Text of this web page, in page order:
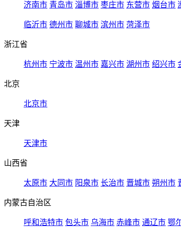
济南市 青岛市 淄博市 枣庄市 东营市 烟台市
临沂市 德州市 聊城市 滨州市 菏泽市
浙江省
杭州市 宁波市 温州市 嘉兴市 湖州市 绍兴市
北京
北京市
天津
天津市
山西省
太原市 大同市 阳泉市 长治市 晋城市 朔州市
内蒙古自治区
呼和浩特市 包头市 乌海市 赤峰市 通辽市 鄂